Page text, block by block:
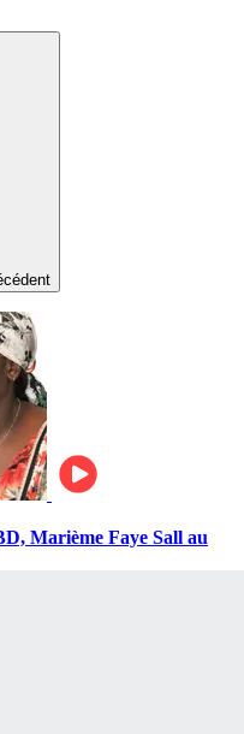
Marième Faye Sall au